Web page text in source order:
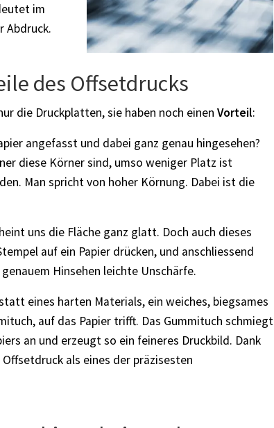
im
Abdruck.
des Offsetdrucks
die Druckplatten, sie haben noch einen Vorteil:
angefasst und dabei ganz genau hingesehen?
diese Körner sind, umso weniger Platz ist
Man spricht von hoher Körnung. Dabei ist die
uns die Fläche ganz glatt. Doch auch dieses
auf ein Papier drücken, und anschliessend
Hinsehen leichte Unschärfe.
eines harten Materials, ein weiches, biegsames
auf das Papier trifft. Das Gummituch schmiegt
an und erzeugt so ein feineres Druckbild. Dank
als eines der präzisesten